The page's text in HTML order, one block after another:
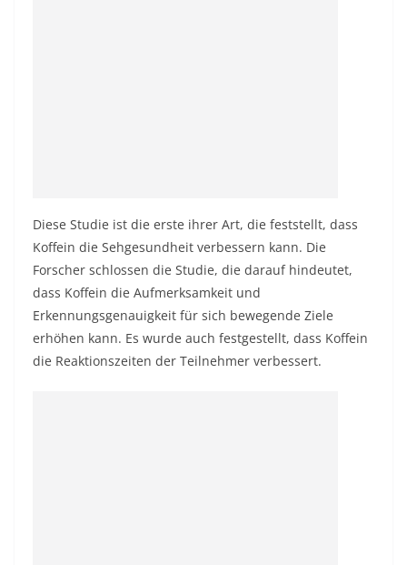
Diese Studie ist die erste ihrer Art, die feststellt, dass
Koffein die Sehgesundheit verbessern kann. Die
Forscher schlossen die Studie, die darauf hindeutet,
dass Koffein die Aufmerksamkeit und
Erkennungsgenauigkeit für sich bewegende Ziele
erhöhen kann. Es wurde auch festgestellt, dass Koffein
die Reaktionszeiten der Teilnehmer verbessert.